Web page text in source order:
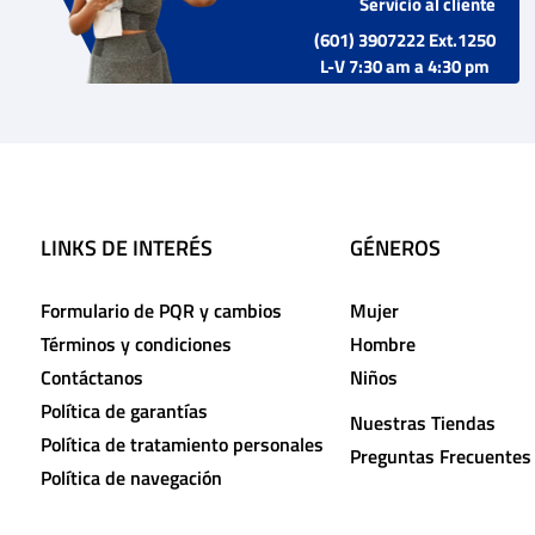
(601) 3907222 Ext.1250
L-V 7:30 am a 4:30 pm
LINKS DE INTERÉS
Formulario de PQR y cambios
Términos y condiciones
Contáctanos
Política de garantías
Política de tratamiento personales
Política de navegación
GÉNEROS
Mujer
Hombre
Niños
Nuestras Tiendas
Preguntas Frecuentes